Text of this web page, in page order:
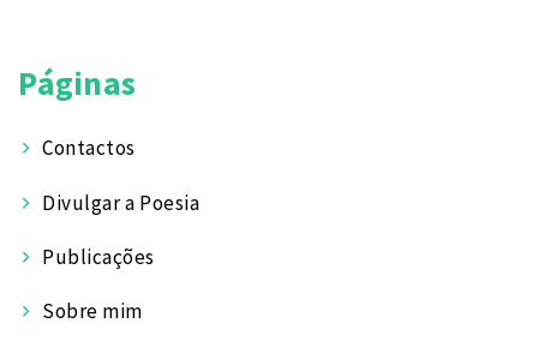
Páginas
Contactos
Divulgar a Poesia
Publicações
Sobre mim